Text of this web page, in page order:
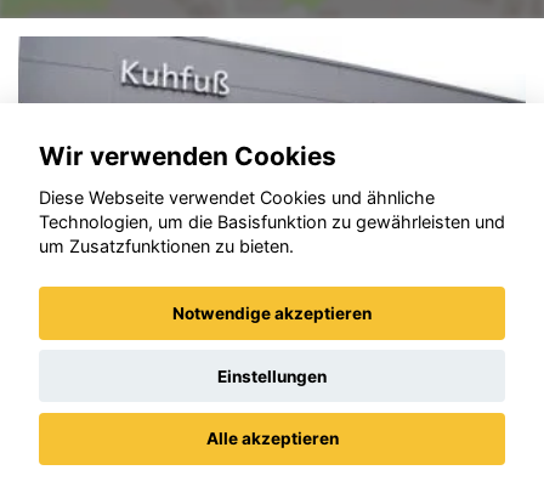
Opel Grandland (X)
Wir verwenden Cookies
Diese Webseite verwendet Cookies und ähnliche
Technologien, um die Basisfunktion zu gewährleisten und
um Zusatzfunktionen zu bieten.
Notwendige akzeptieren
Einstellungen
Alle akzeptieren